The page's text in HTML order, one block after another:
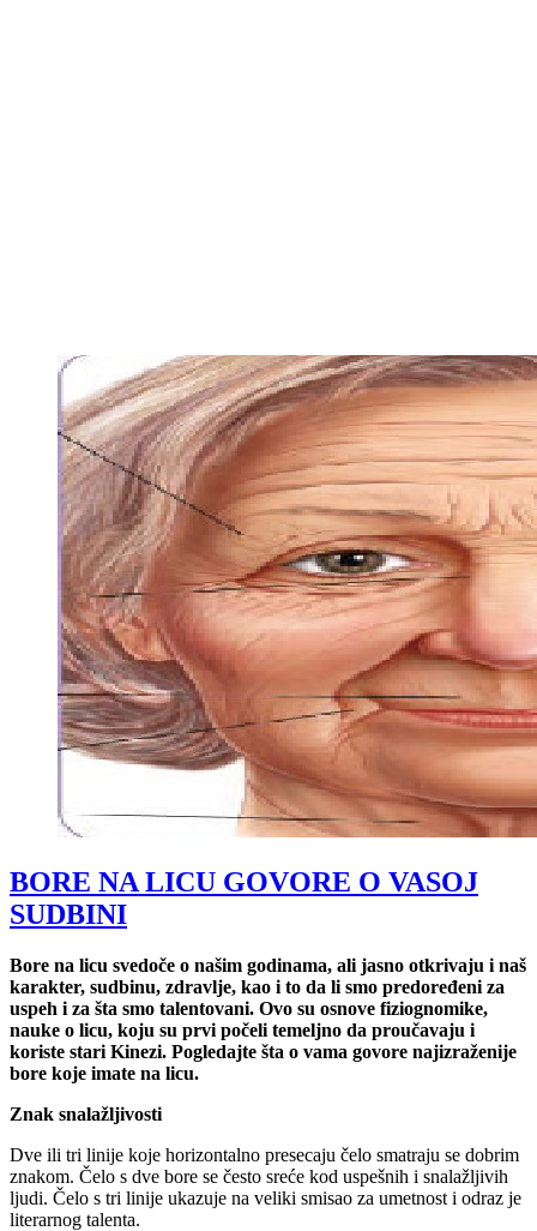
BORE NA LICU GOVORE O VASOJ
SUDBINI
Bore na licu svedoče o našim godinama, ali jasno otkrivaju i naš
karakter, sudbinu, zdravlje, kao i to da li smo predoređeni za
uspeh i za šta smo talentovani. Ovo su osnove fiziognomike,
nauke o licu, koju su prvi počeli temeljno da proučavaju i
koriste stari Kinezi. Pogledajte šta o vama govore najizraženije
bore koje imate na licu.
Znak snalažljivosti
Dve ili tri linije koje horizontalno presecaju čelo smatraju se dobrim
znakom. Čelo s dve bore se često sreće kod uspešnih i snalažljivih
ljudi. Čelo s tri linije ukazuje na veliki smisao za umetnost i odraz je
literarnog talenta.